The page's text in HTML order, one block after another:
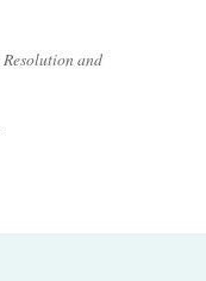
Resolution and